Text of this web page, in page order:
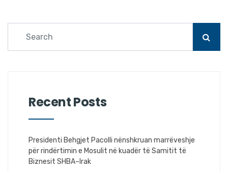
Recent Posts
Presidenti Behgjet Pacolli nënshkruan marrëveshje
për rindërtimin e Mosulit në kuadër të Samitit të
Biznesit SHBA–Irak